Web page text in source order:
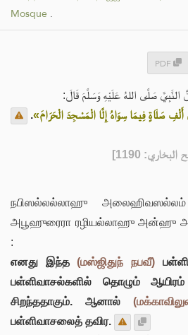
Mosque .
PDF
صَلَّى اللهُ عَلَيْهِ وَسَلَّمَ قَالَ:
صَلَاةٍ فِيمَا سِوَاهُ إِلَّا الْمَسْجِدَ الْحَرَامَ».
1190]
நபிஸல்லல்லாஹு
அபூஹுரைரா ரழியல்லாஹு அன்ஹு
:
எனது இந்த(மஸ்ஜிதுந் நபவீ)
பள்ளிவாசல்களில் தொழும்
சிறந்ததாகும். ஆனால்
பள்ளிவாசலைத் தவிர.